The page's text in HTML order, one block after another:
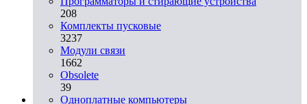
208
Комплекты пусковые
3237
Модули связи
1662
Obsolete
39
Одноплатные компьютеры